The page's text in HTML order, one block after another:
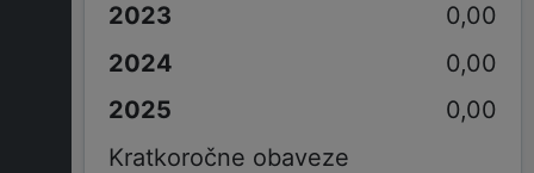
0,00
0,00
0,00
Kratkoročne obaveze